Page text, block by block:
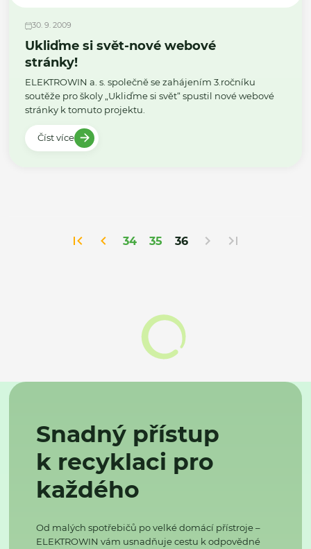
30. 9. 2009
Ukliďme si svět-nové webové
stránky!
ELEKTROWIN a. s. společně se zahájením 3.ročníku
soutěže pro školy „Ukliďme si svět“ spustil nové webové
stránky k tomuto projektu.
Číst více
34 35 36
Snadný přístup
k recyklaci pro
každého
Od malých spotřebičů po velké domácí přístroje –
ELEKTROWIN vám usnadňuje cestu k odpovědné